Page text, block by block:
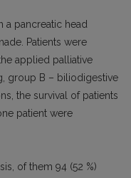
a pancreatic head
Patients were
applied palliative
group B – biliodigestive
the survival of patients
patient were
of them 94 (52 %)